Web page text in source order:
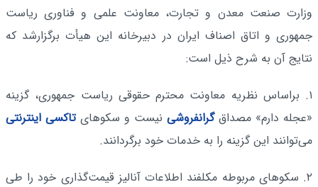
وزارت صنعت معدن و تجارت، معاونت علمی و فناوری ریاست
جمهوری و اتاق اصناف ایران در دبیرخانه این هیأت برگزارشد که
نتایج آن به‌ شرح ذیل است:
۱. براساس نظریه معاونت محترم حقوقی ریاست جمهوری، گزینه
«عجله دارم» مصداقگرانفروشی نیست و سکوهایتاکسی اینترنتی
می‌توانند این گزینه را به خدمات خود برگردانند.
۲. سکوهای مربوطه مکلفند اطلاعات آنالیز قیمت‌گذاری خود را طی